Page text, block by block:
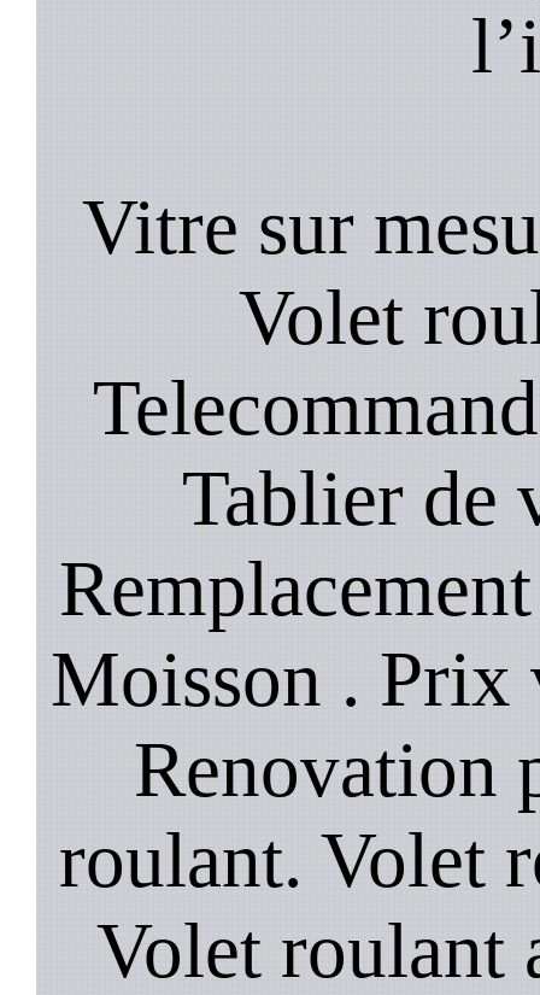
Vitre sur
Volet
Tablier de
Moisson . Prix
Renovation
roulant. Volet
Volet roulant